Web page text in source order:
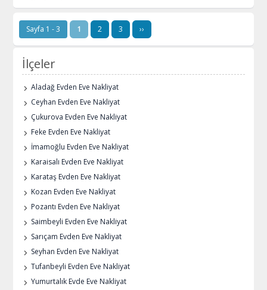
Sayfa 1 - 3 1 2 3 ››
İlçeler
Aladağ Evden Eve Nakliyat
Ceyhan Evden Eve Nakliyat
Çukurova Evden Eve Nakliyat
Feke Evden Eve Nakliyat
İmamoğlu Evden Eve Nakliyat
Karaisalı Evden Eve Nakliyat
Karataş Evden Eve Nakliyat
Kozan Evden Eve Nakliyat
Pozantı Evden Eve Nakliyat
Saimbeyli Evden Eve Nakliyat
Sarıçam Evden Eve Nakliyat
Seyhan Evden Eve Nakliyat
Tufanbeyli Evden Eve Nakliyat
Yumurtalık Evde Eve Nakliyat